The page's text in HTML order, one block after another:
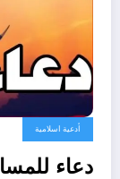
أدعية اسلامية
دعاء